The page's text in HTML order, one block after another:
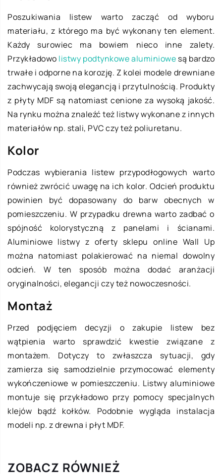
Poszukiwania listew warto zacząć od wyboru
materiału, z którego ma być wykonany ten element.
Każdy surowiec ma bowiem nieco inne zalety.
Przykładowo listwy podtynkowe aluminiowe są bardzo
trwałe i odporne na korozję. Z kolei modele drewniane
zachwycają swoją elegancją i przytulnością. Produkty
z płyty MDF są natomiast cenione za wysoką jakość.
Na rynku można znaleźć też listwy wykonane z innych
materiałów np. stali, PVC czy też poliuretanu.
Kolor
Podczas wybierania listew przypodłogowych warto
również zwrócić uwagę na ich kolor. Odcień produktu
powinien być dopasowany do barw obecnych w
pomieszczeniu. W przypadku drewna warto zadbać o
spójność kolorystyczną z panelami i ścianami.
Aluminiowe listwy z oferty sklepu online Wall Up
można natomiast polakierować na niemal dowolny
odcień. W ten sposób można dodać aranżacji
oryginalności, elegancji czy też nowoczesności.
Montaż
Przed podjęciem decyzji o zakupie listew bez
wątpienia warto sprawdzić kwestie związane z
montażem. Dotyczy to zwłaszcza sytuacji, gdy
zamierza się samodzielnie przymocować elementy
wykończeniowe w pomieszczeniu. Listwy aluminiowe
montuje się przykładowo przy pomocy specjalnych
klejów bądź kołków. Podobnie wygląda instalacja
modeli np. z drewna i płyt MDF.
ZOBACZ RÓWNIEŻ